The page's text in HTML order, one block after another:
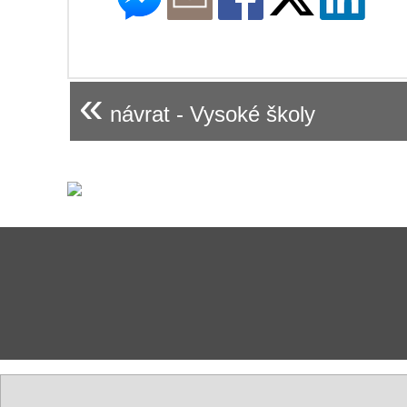
« návrat - Vysoké školy